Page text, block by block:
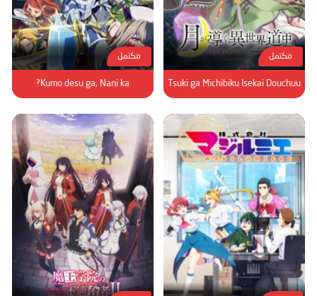
مكتمل
Tsuki ga Michibiku Isekai Douchuu
مكتمل
Kumo desu ga, Nani ka?